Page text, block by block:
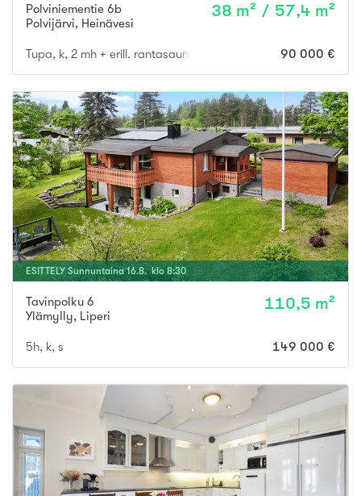
Polviniementie 6b
Polvijärvi, Heinävesi
38 m² / 57,4 m²
Tupa, k, 2 mh + erill. rantasaunarakennus 90 000 €
ESITTELY Sunnuntaina 16.8. klo 8:30
Tavinpolku 6
Ylämylly, Liperi
110,5 m²
5h, k, s 149 000 €